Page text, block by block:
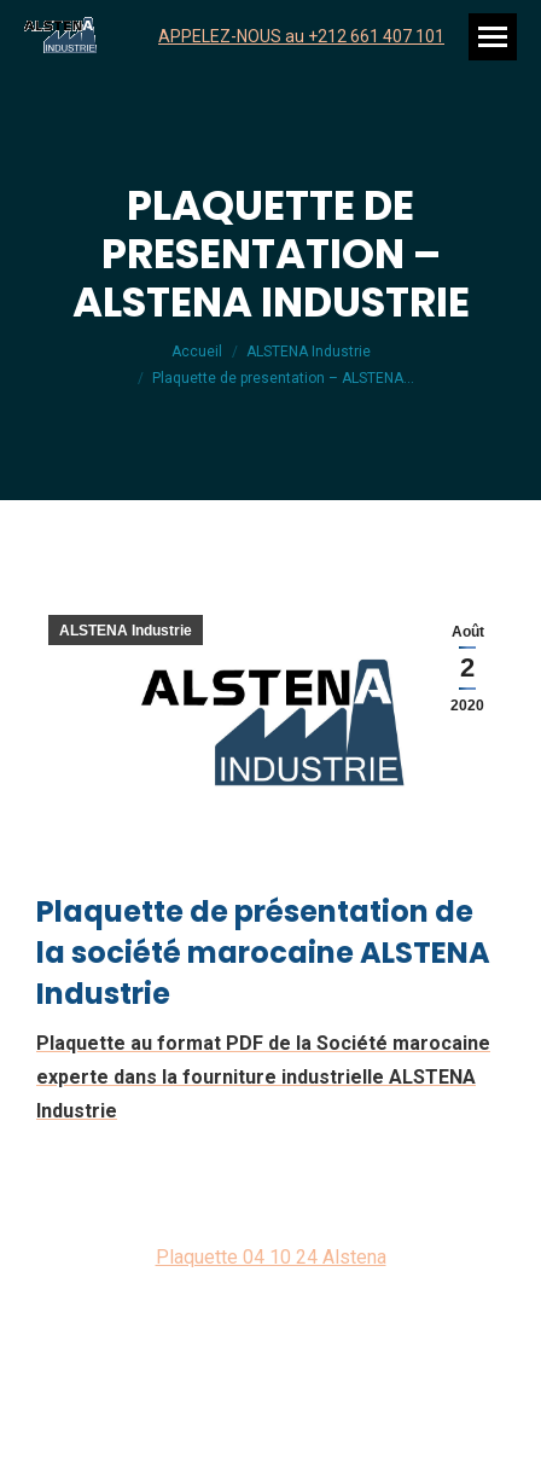
APPELEZ-NOUS au +212 661 407 101
PLAQUETTE DE
PRESENTATION –
ALSTENA INDUSTRIE
Vous êtes ici :
Accueil
ALSTENA Industrie
Plaquette de presentation – ALSTENA…
Août
2
2020
ALSTENA Industrie
Plaquette de présentation de
la société marocaine ALSTENA
Industrie
Plaquette au format PDF de la Société marocaine
experte dans la fourniture industrielle ALSTENA
Industrie
Plaquette 04 10 24 Alstena